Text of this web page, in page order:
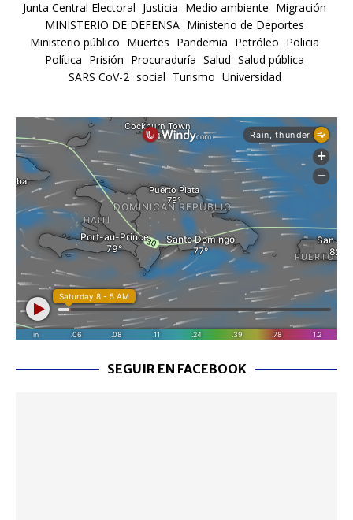
Junta Central Electoral Justicia Medio ambiente Migración
MINISTERIO DE DEFENSA Ministerio de Deportes
Ministerio público Muertes Pandemia Petróleo Policia
Política Prisión Procuraduría Salud Salud pública
SARS CoV-2 social Turismo Universidad
SEGUIR EN FACEBOOK